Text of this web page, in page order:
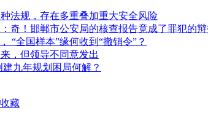
法规，存在多重叠加重大安全风险
奇！邯郸市公安局的核查报告竟成了罪犯的辩
“全国样本”缘何收到“撤销令”？
，但领导不同意发出
九年规划困局何解？
藏